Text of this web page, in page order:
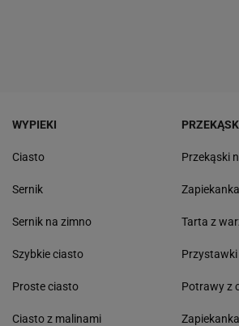
WYPIEKI
Ciasto
Sernik
Sernik na zimno
Szybkie ciasto
Proste ciasto
Ciasto z malinami
Przekąski
Zapiekanka
Tarta z
Potrawy z